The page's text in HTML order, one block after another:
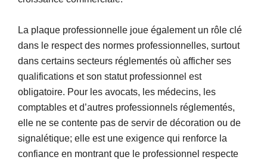
La plaque professionnelle joue également un rôle clé
dans le respect des normes professionnelles, surtout
dans certains secteurs réglementés où afficher ses
qualifications et son statut professionnel est
obligatoire. Pour les avocats, les médecins, les
comptables et d’autres professionnels réglementés,
elle ne se contente pas de servir de décoration ou de
signalétique; elle est une exigence qui renforce la
confiance en montrant que le professionnel respecte